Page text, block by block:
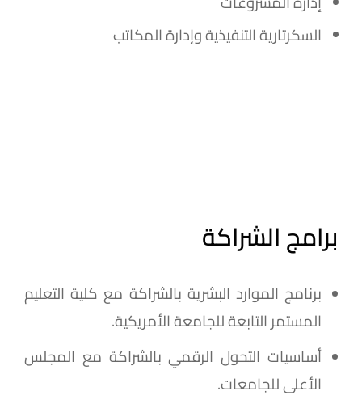
السكرتارية التنفيذية وإدارة المكاتب
برامج الشراكة
برنامج الموارد البشرية بالشراكة مع كلية التعليم
المستمر التابعة للجامعة الأمريكية.
أساسيات التحول الرقمي بالشراكة مع المجلس
الأعلى للجامعات.